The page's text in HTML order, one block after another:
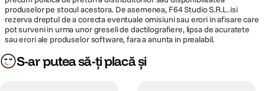
produselor pe stocul acestora. De asemenea, F64 Studio S.R.L. isi
rezerva dreptul de a corecta eventuale omisiuni sau erori in afisare care
pot surveni in urma unor greseli de dactilografiere, lipsa de acuratete
sau erori ale produselor software, fara a anunta in prealabil.
S-ar putea să-ți placă și